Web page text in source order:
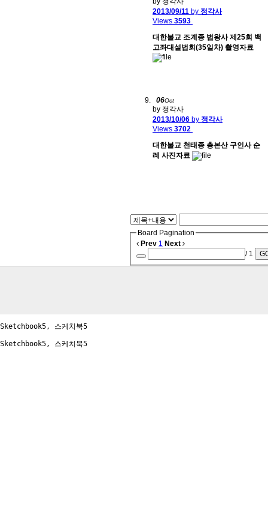
2013/09/11 by 정각사
Views 3593
대한불교 조계종 법왕사 제25회 백
고좌대설법회(35일차) 촬영자료
06Oct
by 정각사
2013/10/06 by 정각사
Views 3702
대한불교 천태종 총본산 구인사 순
례 사진자료
Board Pagination
Prev 1 Next
/ 1
Sketchbook5, 스케치북5
Sketchbook5, 스케치북5